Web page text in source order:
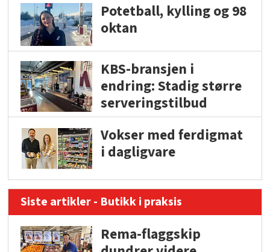
Potetball, kylling og 98
oktan
KBS-bransjen i
endring: Stadig større
serveringstilbud
Vokser med ferdigmat
i dagligvare
Siste artikler - Butikk i praksis
Rema-flaggskip